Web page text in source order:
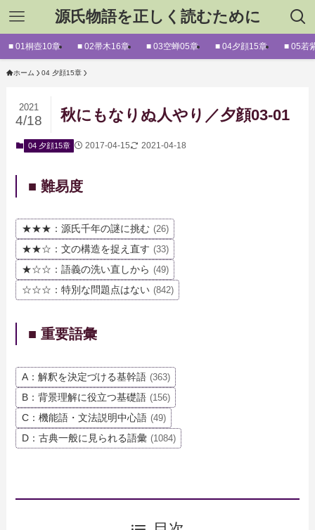
源氏物語を正しく読むために
■ 01桐壺10章 ■ 02帚木16章 ■ 03空蝉05章 ■ 04夕顔15章 ■ 05若
ホーム 04 夕顔15章
秋にもなりぬ人やり／夕顔03-01
2021
4/18
04 夕顔15章 2017-04-15 2021-04-18
■ 難易度
★★★：源氏千年の謎に挑む (26)
★★☆：文の構造を捉え直す (33)
★☆☆：語義の洗い直しから (49)
☆☆☆：特別な問題点はない (842)
■ 重要語彙
A：解釈を決定づける基幹語 (363)
B：背景理解に役立つ基礎語 (156)
C：機能語・文法説明中心語 (49)
D：古典一般に見られる語彙 (1084)